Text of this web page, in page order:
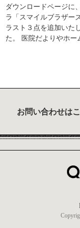
ダウンロードページに
ラ「スマイルブラザー
ラスト３点を追加いた
た。 医院だよりやホー
お問い合わせは